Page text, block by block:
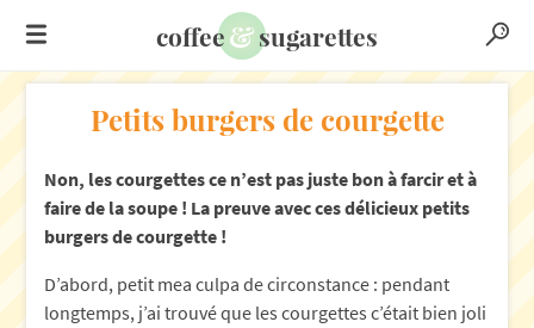
coffee&sugarettes
Petits burgers de courgette
Non, les courgettes ce n’est pas juste bon à farcir et à
faire de la soupe ! La preuve avec ces délicieux petits
burgers de courgette !
D’abord, petit mea culpa de circonstance : pendant
longtemps, j’ai trouvé que les courgettes c’était bien joli